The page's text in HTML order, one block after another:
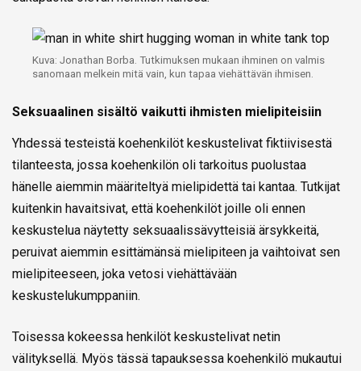
Kuva: Jonathan Borba. Tutkimuksen mukaan ihminen on valmis
sanomaan melkein mitä vain, kun tapaa viehättävän ihmisen.
Seksuaalinen sisältö vaikutti ihmisten mielipiteisiin
Yhdessä testeistä koehenkilöt keskustelivat fiktiivisestä
tilanteesta, jossa koehenkilön oli tarkoitus puolustaa
hänelle aiemmin määriteltyä mielipidettä tai kantaa. Tutkijat
kuitenkin havaitsivat, että koehenkilöt joille oli ennen
keskustelua näytetty seksuaalissävytteisiä ärsykkeitä,
peruivat aiemmin esittämänsä mielipiteen ja vaihtoivat sen
mielipiteeseen, joka vetosi viehättävään
keskustelukumppaniin.
Toisessa kokeessa henkilöt keskustelivat netin
välityksellä. Myös tässä tapauksessa koehenkilö mukautui